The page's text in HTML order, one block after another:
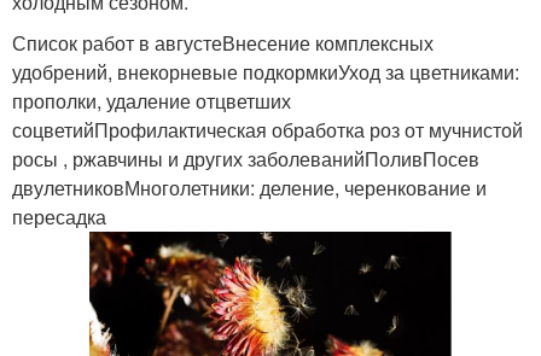
Список работ в августеВнесение комплексных
удобрений, внекорневые подкормкиУход за цветниками:
прополки, удаление отцветших
соцветийПрофилактическая обработка роз от мучнистой
росы , ржавчины и других заболеванийПоливПосев
двулетниковМноголетники: деление, черенкование и
пересадка